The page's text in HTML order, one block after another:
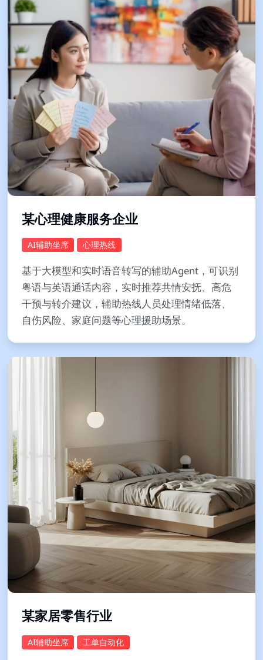
某心理健康服务企业
AI辅助坐席 心理热线
基于大模型和实时语音转写的辅助Agent，可识别
粤语与英语通话内容，实时推荐共情安抚、高危
干预与转介建议，辅助热线人员处理情绪低落、
自伤风险、家庭问题等心理援助场景。
某家居零售行业
AI辅助坐席 工单自动化